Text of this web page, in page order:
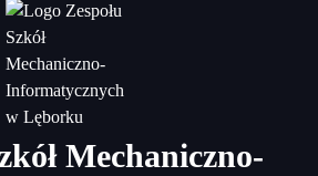
Mechaniczno-